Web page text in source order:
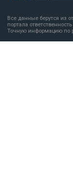
Все данные берутся из
портала
Точную информацию по